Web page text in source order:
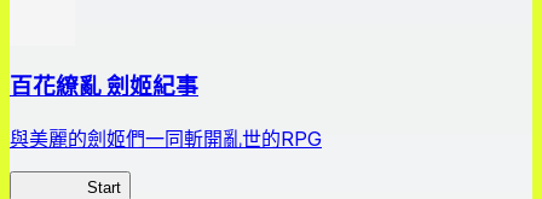
百花繚亂 劍姬紀事
與美麗的劍姬們一同斬開亂世的RPG
Start